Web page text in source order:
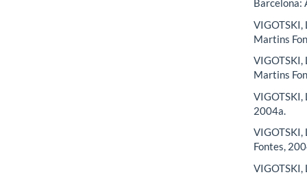
Barcelona:
VIGOTSKI,
Martins
VIGOTSKI,
Martins
VIGOTSKI,
2004a.
VIGOTSKI,
Fontes,
VIGOTSKI,